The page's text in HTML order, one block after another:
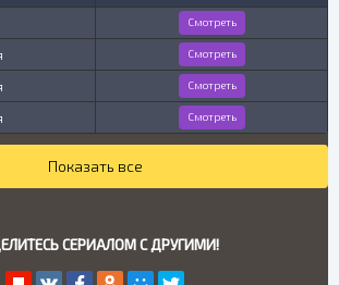
Смотреть
Смотреть
Смотреть
Смотреть
Показать все
СЕРИАЛОМ С ДРУГИМИ!